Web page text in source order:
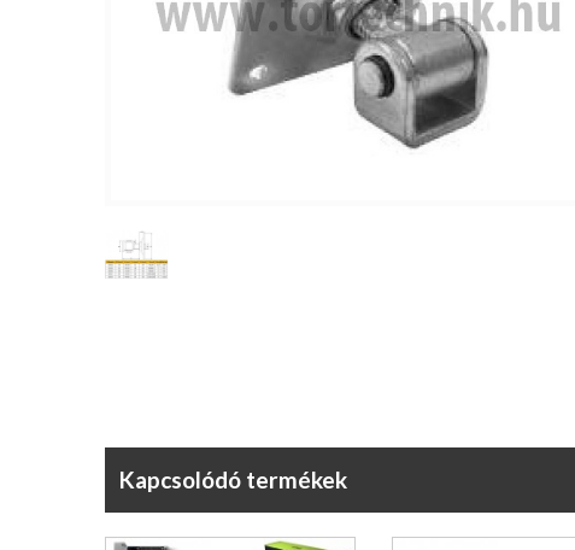
Kapcsolódó termékek